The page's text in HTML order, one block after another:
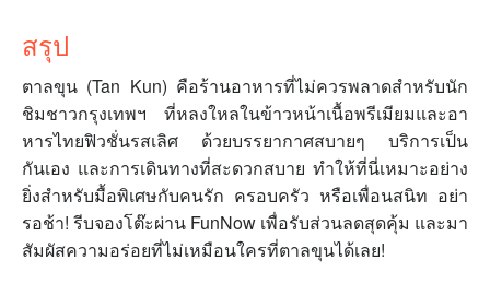
สรุป
ตาลขุน (Tan Kun) คือร้านอาหารที่ไม่ควรพลาดสำหรับนัก
ชิมชาวกรุงเทพฯ ที่หลงใหลในข้าวหน้าเนื้อพรีเมียมและอา
หารไทยฟิวชั่นรสเลิศ ด้วยบรรยากาศสบายๆ บริการเป็น
กันเอง และการเดินทางที่สะดวกสบาย ทำให้ที่นี่เหมาะอย่าง
ยิ่งสำหรับมื้อพิเศษกับคนรัก ครอบครัว หรือเพื่อนสนิท อย่า
รอช้า! รีบจองโต๊ะผ่าน FunNow เพื่อรับส่วนลดสุดคุ้ม และมา
สัมผัสความอร่อยที่ไม่เหมือนใครที่ตาลขุนได้เลย!